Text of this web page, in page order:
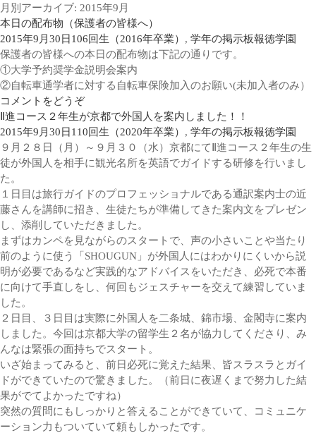
月別アーカイブ: 2015年9月
本日の配布物（保護者の皆様へ）
2015年9月30日 106回生（2016年卒業） , 学年の掲示板報徳学園
保護者の皆様への本日の配布物は下記の通りです。
①大学予約奨学金説明会案内
②自転車通学者に対する自転車保険加入のお願い(未加入者のみ）
コメントをどうぞ
Ⅱ進コース２年生が京都で外国人を案内しました！！
2015年9月30日 110回生（2020年卒業） , 学年の掲示板報徳学園
９月２８日（月）～９月３０（水）京都にてⅡ進コース２年生の生
徒が外国人を相手に観光名所を英語でガイドする研修を行いまし
た。
１日目は旅行ガイドのプロフェッショナルである通訳案内士の近
藤さんを講師に招き、生徒たちが準備してきた案内文をプレゼン
し、添削していただきました。
まずはカンペを見ながらのスタートで、声の小さいことや当たり
前のように使う「SHOUGUN」が外国人にはわかりにくいから説
明が必要であるなど実践的なアドバイスをいただき、必死で本番
に向けて手直しをし、何回もジェスチャーを交えて練習していま
した。
２日目、３日目は実際に外国人を二条城、錦市場、金閣寺に案内
しました。今回は京都大学の留学生２名が協力してくださり、み
んなは緊張の面持ちでスタート。
いざ始まってみると、前日必死に覚えた結果、皆スラスラとガイ
ドができていたので驚きました。（前日に夜遅くまで努力した結
果がでてよかったですね）
突然の質問にもしっかりと答えることができていて、コミュニケ
ーション力もついていて頼もしかったです。